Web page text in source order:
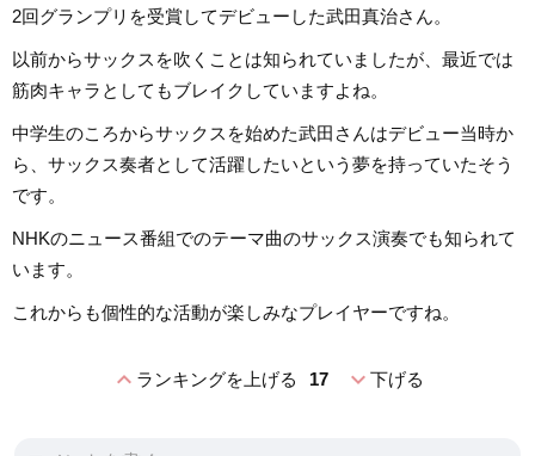
2回グランプリを受賞してデビューした武田真治さん。
以前からサックスを吹くことは知られていましたが、最近では
筋肉キャラとしてもブレイクしていますよね。
中学生のころからサックスを始めた武田さんはデビュー当時か
ら、サックス奏者として活躍したいという夢を持っていたそう
です。
NHKのニュース番組でのテーマ曲のサックス演奏でも知られて
います。
これからも個性的な活動が楽しみなプレイヤーですね。
expand_lessランキングを上げる 17 expand_more下げる